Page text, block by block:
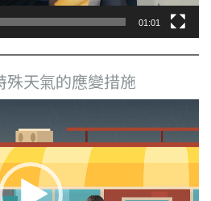
01:01
殊天氣的應變措施